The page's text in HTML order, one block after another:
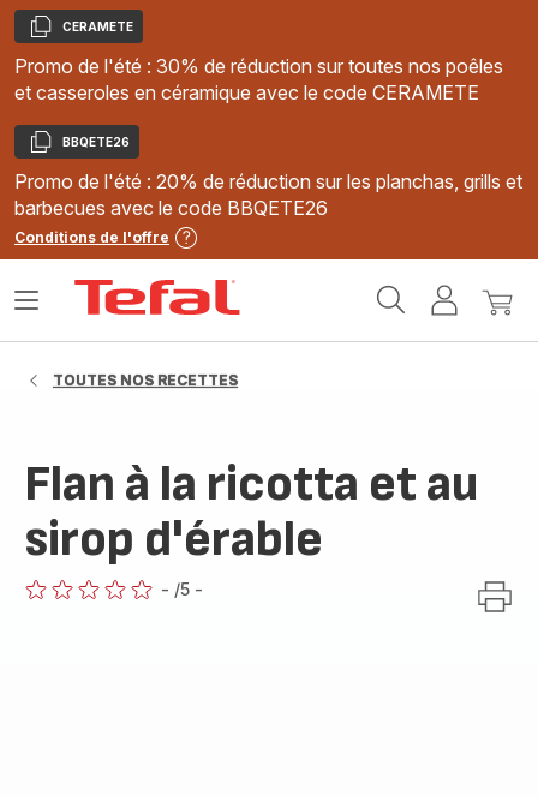
Copier
CERAMETE
Promo de l'été : 30% de réduction sur toutes nos poêles
et casseroles en céramique avec le code CERAMETE
Copier
BBQETE26
Promo de l'été : 20% de réduction sur les planchas, grills et
barbecues avec le code BBQETE26
Conditions de l'offre
MonMon
Ouvrir
TOUTES NOS RECETTES
Flan à la ricotta et au
sirop d'érable
- /5 -